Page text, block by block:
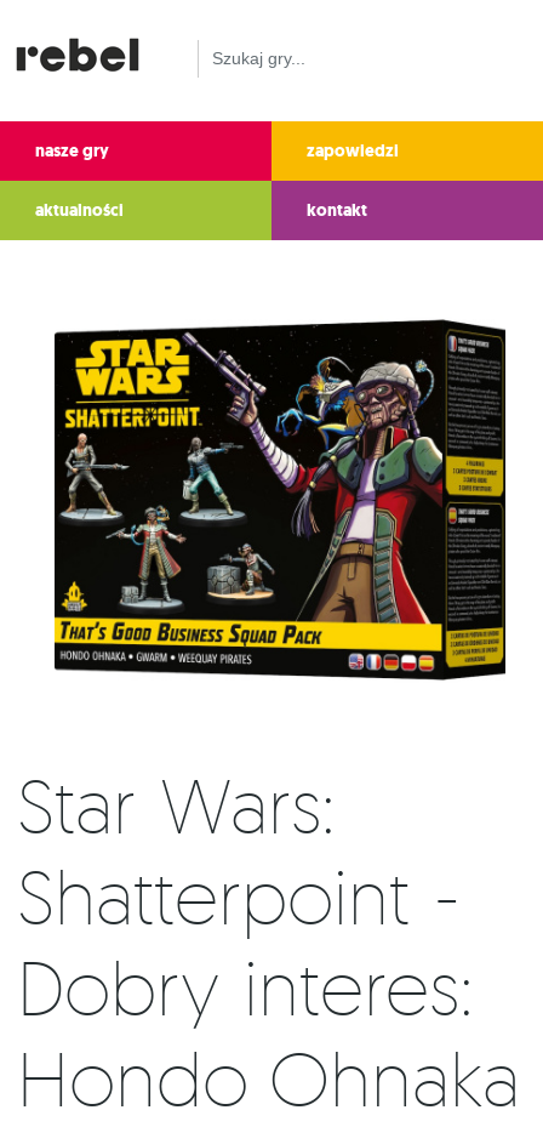
nasze gry zapowiedzi
aktualności kontakt
Star Wars:
Shatterpoint -
Dobry interes:
Hondo Ohnaka